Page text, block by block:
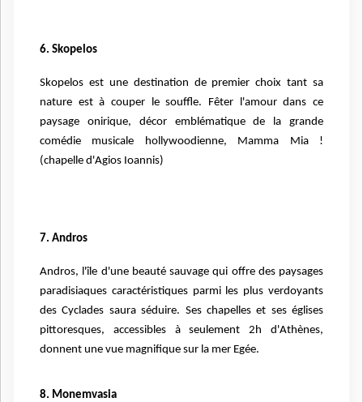
6. Skopelos
Skopelos est une destination de premier choix tant sa
nature est à couper le souffle. Fêter l'amour dans ce
paysage onirique, décor emblématique de la grande
comédie musicale hollywoodienne, Mamma Mia !
(chapelle d'Agios Ioannis)
7. Andros
Andros, l'île d'une beauté sauvage qui offre des paysages
paradisiaques caractéristiques parmi les plus verdoyants
des Cyclades saura séduire. Ses chapelles et ses églises
pittoresques, accessibles à seulement 2h d'Athènes,
donnent une vue magnifique sur la mer Egée.
8. Monemvasia